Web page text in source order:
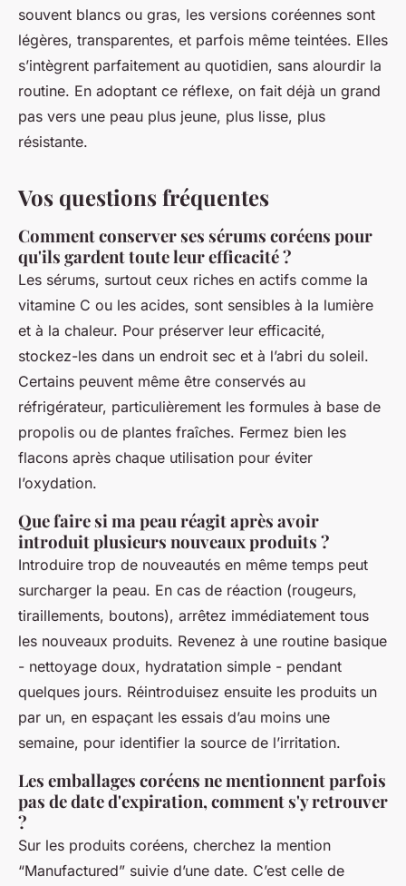
souvent blancs ou gras, les versions coréennes sont
légères, transparentes, et parfois même teintées. Elles
s’intègrent parfaitement au quotidien, sans alourdir la
routine. En adoptant ce réflexe, on fait déjà un grand
pas vers une peau plus jeune, plus lisse, plus
résistante.
Vos questions fréquentes
Comment conserver ses sérums coréens pour
qu'ils gardent toute leur efficacité ?
Les sérums, surtout ceux riches en actifs comme la
vitamine C ou les acides, sont sensibles à la lumière
et à la chaleur. Pour préserver leur efficacité,
stockez-les dans un endroit sec et à l’abri du soleil.
Certains peuvent même être conservés au
réfrigérateur, particulièrement les formules à base de
propolis ou de plantes fraîches. Fermez bien les
flacons après chaque utilisation pour éviter
l’oxydation.
Que faire si ma peau réagit après avoir
introduit plusieurs nouveaux produits ?
Introduire trop de nouveautés en même temps peut
surcharger la peau. En cas de réaction (rougeurs,
tiraillements, boutons), arrêtez immédiatement tous
les nouveaux produits. Revenez à une routine basique
- nettoyage doux, hydratation simple - pendant
quelques jours. Réintroduisez ensuite les produits un
par un, en espaçant les essais d’au moins une
semaine, pour identifier la source de l’irritation.
Les emballages coréens ne mentionnent parfois
pas de date d'expiration, comment s'y retrouver
?
Sur les produits coréens, cherchez la mention
“Manufactured” suivie d’une date. C’est celle de